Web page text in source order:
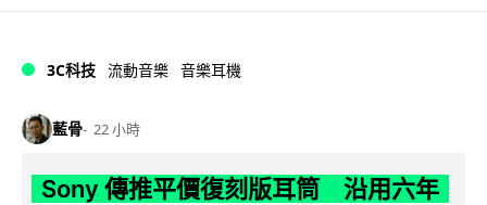
3C科技 流動音樂 音樂耳機
藍骨 22 小時
Sony 傳推平價復刻版耳筒 沿用六年